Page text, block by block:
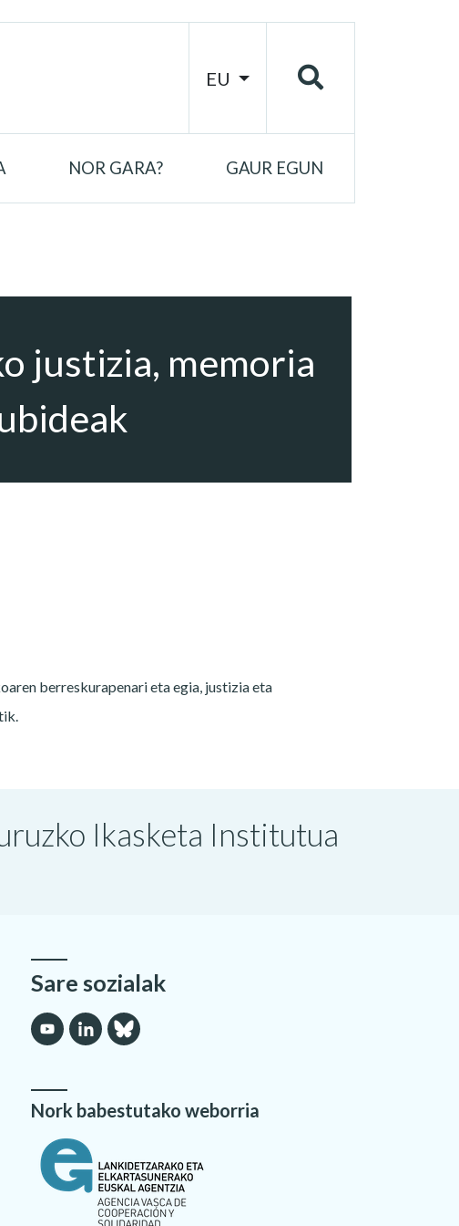
EU
NOR GARA? GAUR EGUN
justizia, memoria
berreskurapenari eta egia, justizia eta
Ikasketa Institutua
Sare sozialak
Nork babestutako weborria